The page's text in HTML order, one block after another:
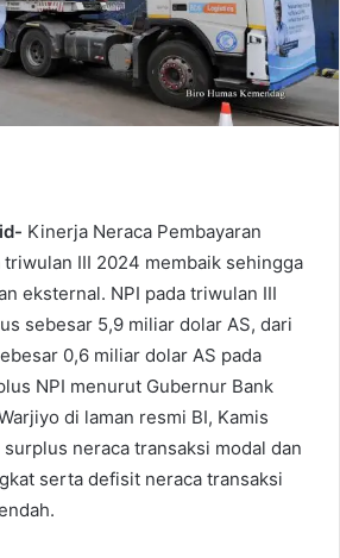
Kinerja Neraca Pembayaran
triwulan III 2024 membaik sehingga
eksternal. NPI pada triwulan III
sebesar 5,9 miliar dolar AS, dari
0,6 miliar dolar AS pada
NPI menurut Gubernur Bank
di laman resmi BI, Kamis
surplus neraca transaksi modal dan
serta defisit neraca transaksi